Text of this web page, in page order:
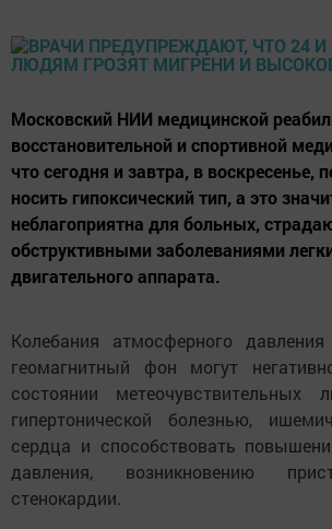
Московский НИИ медицинской
восстановительной и спортивной
что сегодня и завтра, в воскресенье,
носить гипоксический тип, а это
неблагоприятна для больных,
обструктивными заболеваниями
двигательного аппарата.
Колебания атмосферного
геомагнитный фон могут
состоянии метеочувствительных
гипертонической болезнью,
сердца и способствовать
давления, возникновению
стенокардии.